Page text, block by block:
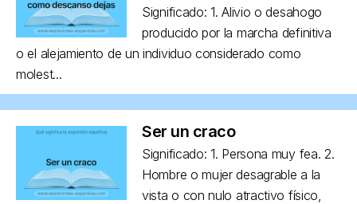
Significado: 1. Alivio o desahogo
producido por la marcha definitiva
o el alejamiento de un individuo considerado como
molest...
Ser un craco
Significado: 1. Persona muy fea. 2.
Hombre o mujer desagrable a la
vista o con nulo atractivo físico,